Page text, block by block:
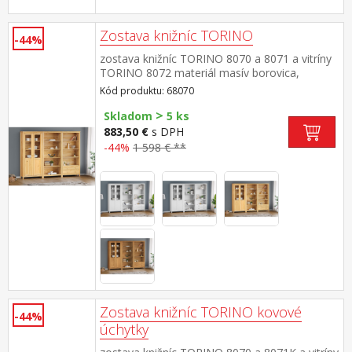
-44% Zostava knižníc TORINO
zostava knižníc TORINO 8070 a 8071 a vitríny
TORINO 8072 materiál masív borovica,
lakované prevedenie knižnica 8070: štyri
police knižnica 8071: tri police, dve zásuvky s
kovovými pojazdmi vitrína 8072: dvoje
čiastočne presklené dvere, štyri police rozmer
knižnice 8070 (š/h/v) 85 × 37 × 190 cm rozmer
vitríny 8072 (š/h/v) 85 × 37 × 190 cm
Kód produktu: 68070
Skladom > 5 ks
883,50 € s DPH
-44% 1 598 € **
-44%
Zostava knižníc TORINO kovové
úchytky